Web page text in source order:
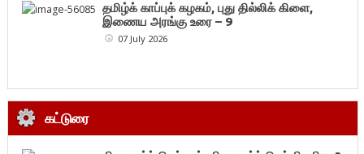
தமிழ்க் காப்புக் கழகம், புது தில்லிக் கிளை,
இணைய அரங்கு உரை – 9
07 July 2026
கட்டுரை